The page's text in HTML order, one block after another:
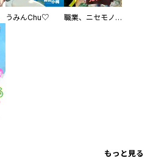
うみんChu♡ 職業、ニセモノ～あなたに偽は見抜けない【電子単行本版】
もっと見る